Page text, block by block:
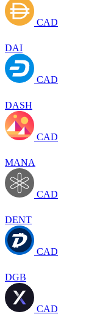
CAD
DAI
CAD
DASH
CAD
MANA
CAD
DENT
CAD
DGB
CAD